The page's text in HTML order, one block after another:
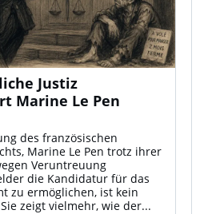
Justiz
Marine Le Pen
des französischen
Marine Le Pen trotz ihrer
Veruntreuung
die Kandidatur für das
zu ermöglichen, ist kein
zeigt vielmehr, wie der...